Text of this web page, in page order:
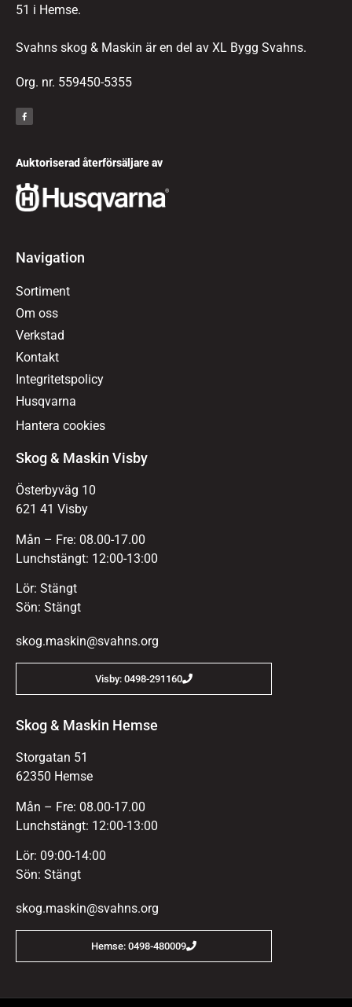
51 i Hemse.
Svahns skog & Maskin är en del av XL Bygg Svahns.
Org. nr. 559450-5355
Auktoriserad återförsäljare av
Navigation
Sortiment
Om oss
Verkstad
Kontakt
Integritetspolicy
Husqvarna
Hantera cookies
Skog & Maskin Visby
Österbyväg 10
621 41 Visby
Mån – Fre: 08.00-17.00
Lunchstängt: 12:00-13:00
Lör: Stängt
Sön: Stängt
skog.maskin@svahns.org
Visby: 0498-291160
Skog & Maskin Hemse
Storgatan 51
62350 Hemse
Mån – Fre: 08.00-17.00
Lunchstängt: 12:00-13:00
Lör: 09:00-14:00
Sön: Stängt
skog.maskin@svahns.org
Hemse: 0498-480009